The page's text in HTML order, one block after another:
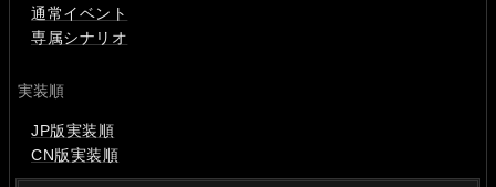
通常イベント
専属シナリオ
実装順
JP版実装順
CN版実装順